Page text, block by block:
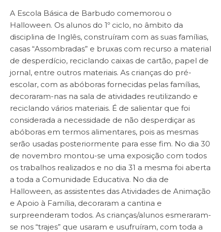
A Escola Básica de Barbudo comemorou o
Halloween. Os alunos do 1º ciclo, no âmbito da
disciplina de Inglês, construíram com as suas famílias,
casas “Assombradas” e bruxas com recurso a material
de desperdício, reciclando caixas de cartão, papel de
jornal, entre outros materiais. As crianças do pré-
escolar, com as abóboras fornecidas pelas famílias,
decoraram-nas na sala de atividades reutilizando e
reciclando vários materiais. É de salientar que foi
considerada a necessidade de não desperdiçar as
abóboras em termos alimentares, pois as mesmas
serão usadas posteriormente para esse fim. No dia 30
de novembro montou-se uma exposição com todos
os trabalhos realizados e no dia 31 a mesma foi aberta
a toda a Comunidade Educativa. No dia de
Halloween, as assistentes das Atividades de Animação
e Apoio à Família, decoraram a cantina e
surpreenderam todos. As crianças/alunos esmeraram-
se nos “trajes” que usaram e usufruíram, com toda a